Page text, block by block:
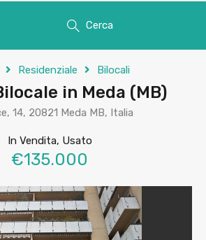
Cerca
Residenziale Bilocali
in Meda (MB)
14, 20821 Meda MB, Italia
In Vendita, Usato
€135.000